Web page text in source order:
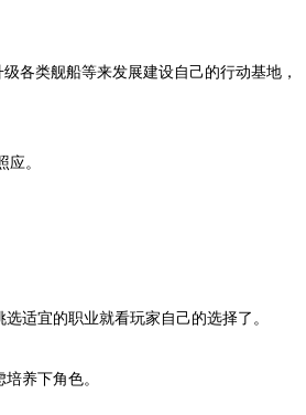
各类舰船等来发展建设自己的行动基地，
。
适宜的职业就看玩家自己的选择了。
养下角色。